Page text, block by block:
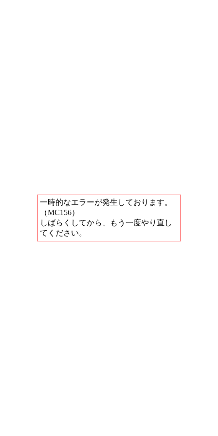
一時的なエラーが発生しております。
（MC156）
しばらくしてから、もう一度やり直し
てください。